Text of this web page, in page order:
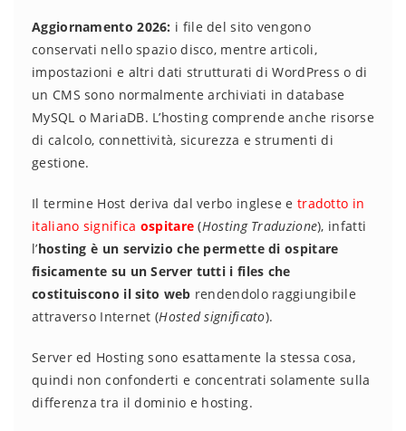
Aggiornamento 2026: i file del sito vengono
conservati nello spazio disco, mentre articoli,
impostazioni e altri dati strutturati di WordPress o di
un CMS sono normalmente archiviati in database
MySQL o MariaDB. L’hosting comprende anche risorse
di calcolo, connettività, sicurezza e strumenti di
gestione.
Il termine Host deriva dal verbo inglese e tradotto in
italiano significa ospitare (Hosting Traduzione), infatti
l’hosting è un servizio che permette di ospitare
fisicamente su un Server tutti i files che
costituiscono il sito web rendendolo raggiungibile
attraverso Internet (Hosted significato).
Server ed Hosting sono esattamente la stessa cosa,
quindi non confonderti e concentrati solamente sulla
differenza tra il dominio e hosting.